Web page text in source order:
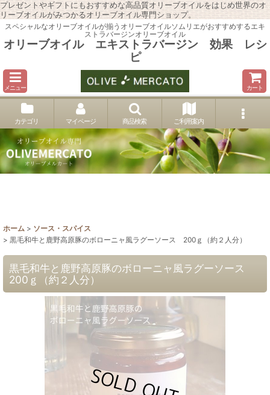
プレゼントやギフトにもおすすめな高品質オリーブオイルをはじめ世界のオ
リーブオイルがみつかるオリーブオイル専門ショップ。
スペシャルなオリーブオイルが揃うオリーブオイルソムリエがおすすめするエキ
ストラバージンオリーブオイル
オリーブオイル エキストラバージン 効果 レシ
ピ
メニュー カート
カテゴリ マイページ 商品検索 ご利用案内
ホーム > ソース・スパイス
> 黒毛和牛と鹿野高原豚のボローニャ風ラグーソース 200ｇ（約２人分）
黒毛和牛と鹿野高原豚のボローニャ風ラグーソース
200ｇ（約２人分）